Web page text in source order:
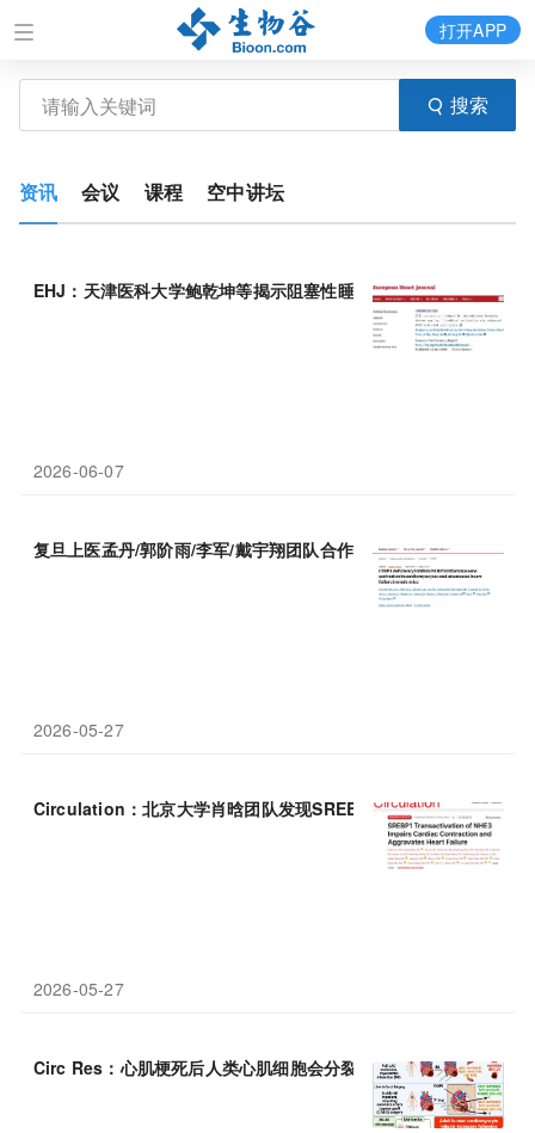
搜索
打开APP
资讯 会议 课程 空中讲坛
EHJ：天津医科大学鲍乾坤等揭示阻塞性睡眠呼吸暂停引起心力衰
2026-06-07
复旦上医孟丹/郭阶雨/李军/戴宇翔团队合作揭示心力衰竭炎症调控
2026-05-27
Circulation：北京大学肖晗团队发现SREBP1转录激活NHE3，导
2026-05-27
Circ Res：心肌梗死后人类心肌细胞会分裂再生，新疗法有望逆转